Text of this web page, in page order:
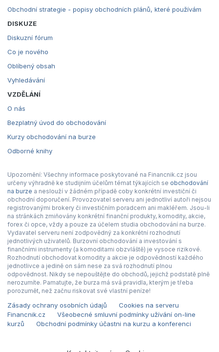
Obchodní strategie - popisy obchodních plánů, které používám
DISKUZE
Diskuzní fórum
Co je nového
Oblíbený obsah
Vyhledávání
VZDĚLÁNÍ
O nás
Bezplatný úvod do obchodování
Kurzy obchodování na burze
Odborné knihy
Upozornění: Všechny informace poskytované na Financnik.cz jsou
určeny výhradně ke studijním účelům témat týkajících se obchodování
na burze a neslouží v žádném případě coby konkrétní investiční či
obchodní doporučení. Provozovatel serveru ani jednotliví autoři nejsou
registrovanými brokery či investičním poradcem ani makléřem. Jsou-li
na stránkách zmiňovány konkrétní finanční produkty, komodity, akcie,
forex či opce, vždy a pouze za účelem studia obchodování na burze.
Vydavatel serveru není zodpovědný za konkrétní rozhodnutí
jednotlivých uživatelů. Burzovní obchodování a investování s
finančními instrumenty (a komoditami obzvláště) je vysoce rizikové.
Rozhodnutí obchodovat komodity a akcie je odpovědností každého
jednotlivce a jedině on sám nese za svá rozhodnutí plnou
odpovědnost. Nikdy se nepouštějte do obchodů, jejichž podstatě plně
nerozumíte. Pamatujte, že burza má svá pravidla, kterým je třeba
porozumět, než začnu riskovat své vlastní peníze!
Zásady ochrany osobních údajů
Cookies na serveru
Financnik.cz
Všeobecné smluvní podmínky užívání on-line
kurzů
Obchodní podmínky účastni na kurzu a konferenci